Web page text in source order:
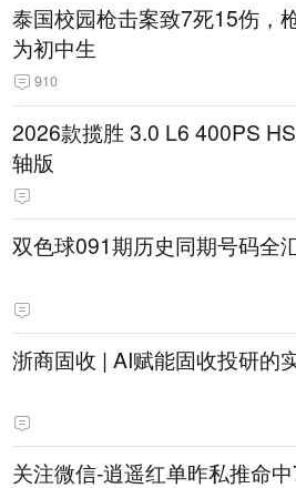
泰国校园枪击案致7死15伤，
为初中生
910
2026款揽胜 3.0 L6 400PS
轴版
双色球091期历史同期号码全
浙商固收 | AI赋能固收投研的
关注微信-逍遥红单昨私推命